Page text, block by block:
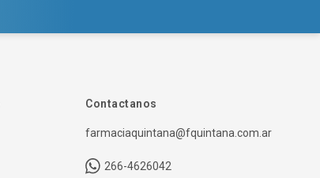
Contactanos
farmaciaquintana@fquintana.com.ar
266-4626042